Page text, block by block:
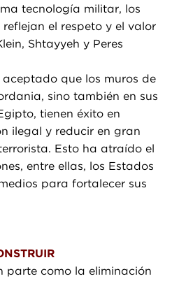
tecnología militar, los
el respeto y el valor
Shtayyeh y Peres
que los muros de
sino también en sus
tienen éxito en
ilegal y reducir en gran
Esto ha atraído el
entre ellas, los Estados
para fortalecer sus
parte como la eliminación